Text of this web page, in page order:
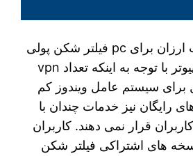
خرید vpn پرسرعت ارزان برای pc فیلتر شکن پولی
پرسرعت برای کامپیوتر با توجه به اینکه تعداد vpn
برای سیستم عامل ویندوز کم
رایگان نیز خدمات چندان با
قرار نمی‌ دهند. کاربران
های اشتراکی فیلتر شکن‌